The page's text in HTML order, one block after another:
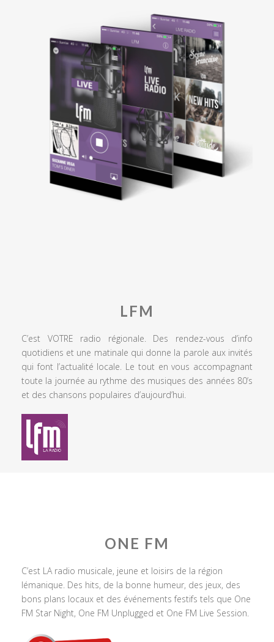
LFM
C’est VOTRE radio régionale. Des rendez-vous d’info
quotidiens et une matinale qui donne la parole aux invités
qui font l’actualité locale. Le tout en vous accompagnant
toute la journée au rythme des musiques des années 80’s
et des chansons populaires d’aujourd’hui.
ONE FM
C’est LA radio musicale, jeune et loisirs de la région
lémanique. Des hits, de la bonne humeur, des jeux, des
bons plans locaux et des événements festifs tels que One
FM Star Night, One FM Unplugged et One FM Live Session.